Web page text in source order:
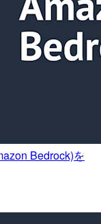
Bedrock)を